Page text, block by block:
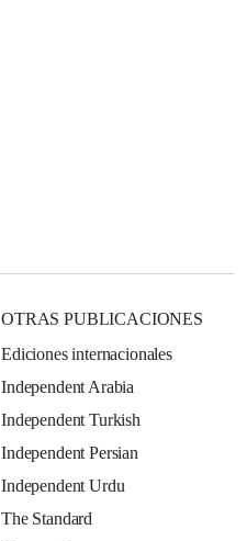
OTRAS PUBLICACIONES
Ediciones internacionales
Independent Arabia
Independent Turkish
Independent Persian
Independent Urdu
The Standard